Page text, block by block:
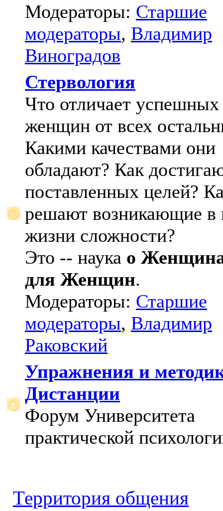
Модераторы: Старшие
модераторы, Владимир
Виноградов
Стервология
Что отличает успешных
женщин от всех
Какими качествами они
обладают? Как
поставленных целей?
решают возникающие в
жизни сложности?
Это -- наука о
для Женщин.
Модераторы: Старшие
модераторы, Владимир
Раковский
Упражнения и
Дистанции
Форум Университета
практической
Территория общения